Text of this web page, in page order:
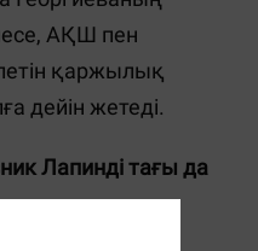
АҚШ пен
қаржылық
дейін жетеді.
Лапинді тағы да